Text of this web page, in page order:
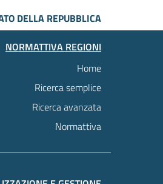
DELLA REPUBBLICA
NORMATTIVA REGIONI
Home
Ricerca semplice
Ricerca avanzata
Normattiva